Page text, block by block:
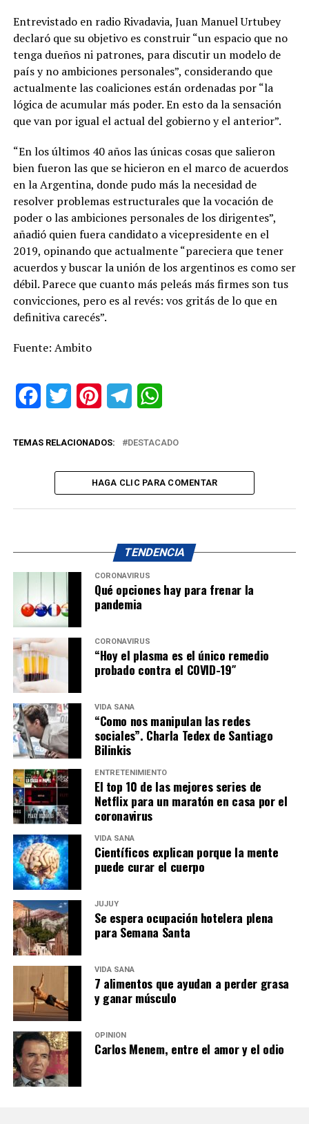
Entrevistado en radio Rivadavia, Juan Manuel Urtubey
declaró que su objetivo es construir “un espacio que no
tenga dueños ni patrones, para discutir un modelo de
país y no ambiciones personales”, considerando que
actualmente las coaliciones están ordenadas por “la
lógica de acumular más poder. En esto da la sensación
que van por igual el actual del gobierno y el anterior”.
“En los últimos 40 años las únicas cosas que salieron
bien fueron las que se hicieron en el marco de acuerdos
en la Argentina, donde pudo más la necesidad de
resolver problemas estructurales que la vocación de
poder o las ambiciones personales de los dirigentes”,
añadió quien fuera candidato a vicepresidente en el
2019, opinando que actualmente “pareciera que tener
acuerdos y buscar la unión de los argentinos es como ser
débil. Parece que cuanto más peleás más firmes son tus
convicciones, pero es al revés: vos gritás de lo que en
definitiva carecés”.
Fuente: Ambito
FacebookTwitter PinterestTelegram
TEMAS RELACIONADOS: DESTACADO
HAGA CLIC PARA COMENTAR
TENDENCIA
CORONAVIRUS
Qué opciones hay para frenar la
pandemia
CORONAVIRUS
“Hoy el plasma es el único remedio
probado contra el COVID-19″
VIDA SANA
“Como nos manipulan las redes
sociales”. Charla Tedex de Santiago
Bilinkis
ENTRETENIMIENTO
El top 10 de las mejores series de
Netflix para un maratón en casa por el
coronavirus
VIDA SANA
Científicos explican porque la mente
puede curar el cuerpo
JUJUY
Se espera ocupación hotelera plena
para Semana Santa
VIDA SANA
7 alimentos que ayudan a perder grasa
y ganar músculo
OPINIÓN
Carlos Menem, entre el amor y el odio